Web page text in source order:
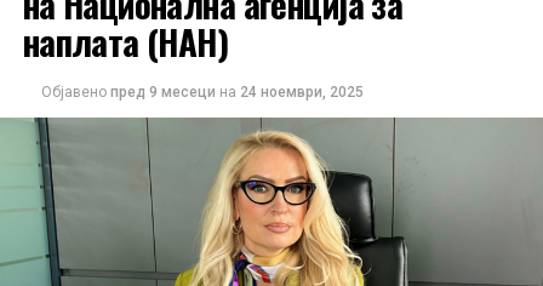
наплата (НАН)
Објавено пред 9 месеци на 24 ноември, 2025